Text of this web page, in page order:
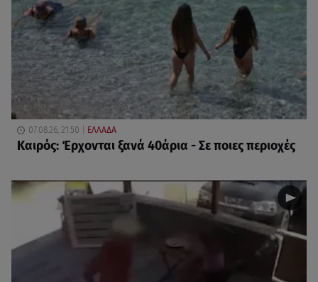
07.08.26, 21:50 ΕΛΛΑΔΑ
Καιρός: Έρχονται ξανά 40άρια - Σε ποιες περιοχές